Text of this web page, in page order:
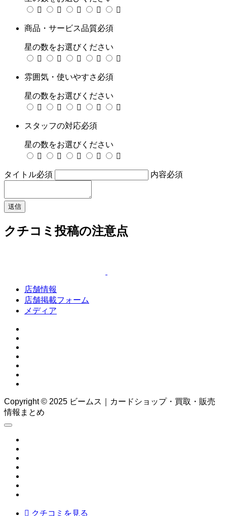

   
商品・サービス品質必須
星の数をお選びください

   
雰囲気・使いやすさ 必須
星の数をお選びください

   
スタッフの対応必須
星の数をお選びください

   
タイトル必須 内容必須
クチコミ投稿の注意点
店舗情報
店舗掲載フォーム
メディア
Copyright © 2025 ビームス｜カードショップ・買取・販売
情報まとめ
 クチコミを見る